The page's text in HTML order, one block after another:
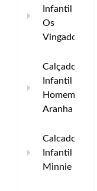
Infantil
Os
Vingadores
Calçado
Infantil
Homem
Aranha
Calcado
Infantil
Minnie